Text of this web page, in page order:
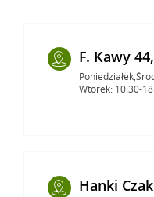
F. Kawy
Wtorek: 10:30-
Hanki